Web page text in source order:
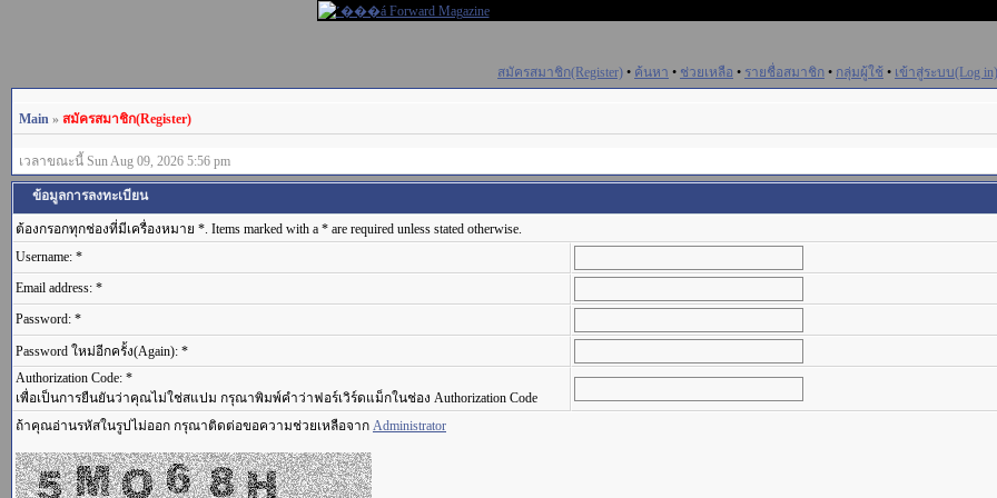
สมัครสมาชิก(Register) • ค้นหา • ช่วยเหลือ • รายชื่อสมาชิก • กลุ่มผู้ใช้ • เข้าสู่ระบบ(Log in)
Main » สมัครสมาชิก(Register)
เวลาขณะนี้ Sun Aug 09, 2026 5:56 pm
ข้อมูลการลงทะเบียน
ต้องกรอกทุกช่องที่มีเครื่องหมาย *. Items marked with a * are required unless stated otherwise.
Username: *
Email address: *
Password: *
Password ใหม่อีกครั้ง(Again): *
Authorization Code: *
เพื่อเป็นการยืนยันว่าคุณไม่ใช่สแปม กรุณาพิมพ์คำว่าฟอร์เวิร์ดแม็กในช่อง Authorization Code
ถ้าคุณอ่านรหัสในรูปไม่ออก กรุณาติดต่อขอความช่วยเหลือจาก Administrator